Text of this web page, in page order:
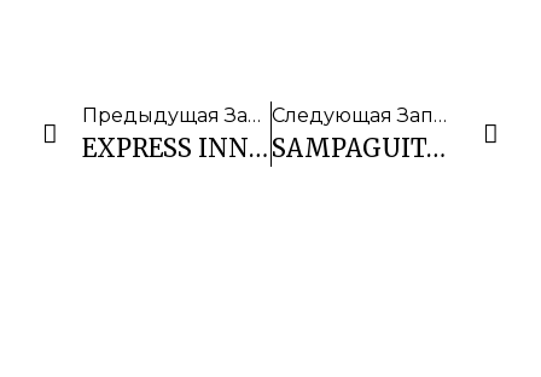
Предыдущая Запись
EXPRESS INN MACTAN
Следующая Запись
SAMPAGUITA RESORT